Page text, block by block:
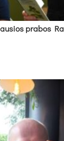
pra­bos